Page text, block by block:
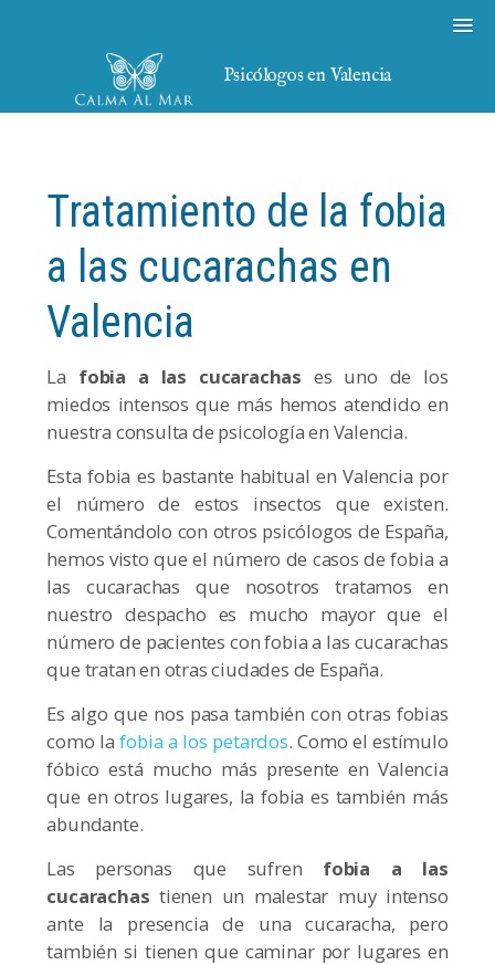
Psicólogos en Valencia
Tratamiento de la fobia
a las cucarachas en
Valencia
La fobia a las cucarachas es uno de los
miedos intensos que más hemos atendido en
nuestra consulta de psicología en Valencia.
Esta fobia es bastante habitual en Valencia por
el número de estos insectos que existen.
Comentándolo con otros psicólogos de España,
hemos visto que el número de casos de fobia a
las cucarachas que nosotros tratamos en
nuestro despacho es mucho mayor que el
número de pacientes con fobia a las cucarachas
que tratan en otras ciudades de España.
Es algo que nos pasa también con otras fobias
como lafobia a los petardos. Como el estímulo
fóbico está mucho más presente en Valencia
que en otros lugares, la fobia es también más
abundante.
Las personas que sufren fobia a las
cucarachas tienen un malestar muy intenso
ante la presencia de una cucaracha, pero
también si tienen que caminar por lugares en